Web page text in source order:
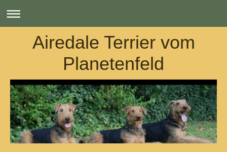
Airedale Terrier vom
Planetenfeld